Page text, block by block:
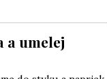
a umelej